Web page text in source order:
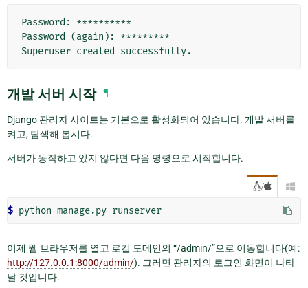
Password: **********
Password (again): *********
개발 서버 시작 ¶
Django 관리자 사이트는 기본으로 활성화되어 있습니다. 개발 서버를
켜고, 탐색해 봅시다.
서버가 동작하고 있지 않다면 다음 명령으로 시작합니다.
/ 
$ python manage.py
이제 웹 브라우저를 열고 로컬 도메인의 “/admin/”으로 이동합니다(예:
http://127.0.0.1:8000/admin/). 그러면 관리자의 로그인 화면이 나타
날 것입니다.